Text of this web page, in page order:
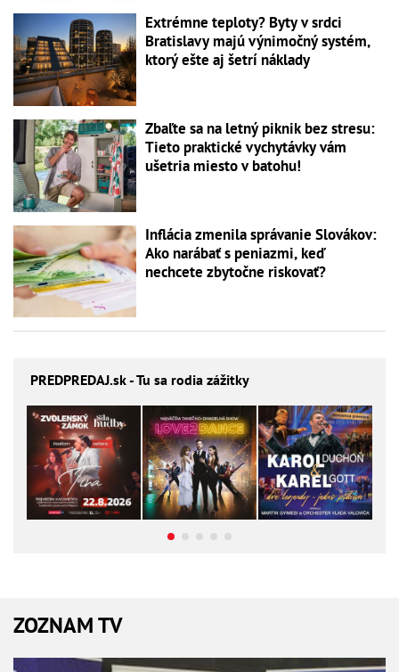
Extrémne teploty? Byty v srdci
Bratislavy majú výnimočný systém,
ktorý ešte aj šetrí náklady
Zbaľte sa na letný piknik bez stresu:
Tieto praktické vychytávky vám
ušetria miesto v batohu!
Inflácia zmenila správanie Slovákov:
Ako narábať s peniazmi, keď
nechcete zbytočne riskovať?
PREDPREDAJ.sk - Tu sa rodia zážitky
ZOZNAM TV